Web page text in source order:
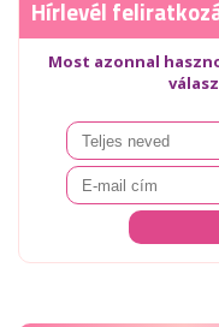
Hírlevél
Most azonnal